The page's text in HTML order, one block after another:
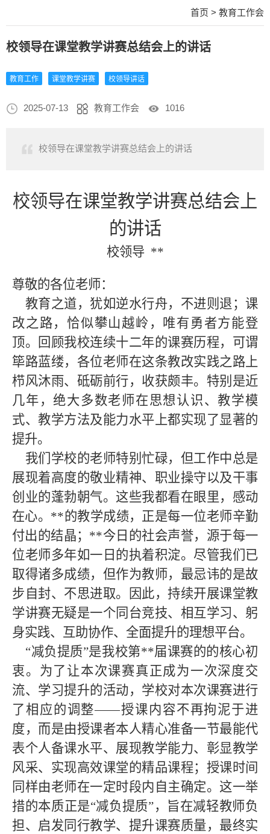
首页 > 教育工作会
校领导在课堂教学讲赛总结会上的讲话
教育工作 课堂教学讲赛 校领导讲话
2025-07-13 教育工作会 1016
校领导在课堂教学讲赛总结会上的讲话
校领导在课堂教学讲赛总结会上
的讲话
校领导 **
尊敬的各位老师：
教育之道，犹如逆水行舟，不进则退；课
改之路，恰似攀山越岭，唯有勇者方能登
顶。回顾我校连续十二年的课赛历程，可谓
筚路蓝缕，各位老师在这条教改实践之路上
栉风沐雨、砥砺前行，收获颇丰。特别是近
几年，绝大多数老师在思想认识、教学模
式、教学方法及能力水平上都实现了显著的
提升。
我们学校的老师特别忙碌，但工作中总是
展现着高度的敬业精神、职业操守以及干事
创业的蓬勃朝气。这些我都看在眼里，感动
在心。 **的教学成绩，正是每一位老师辛勤
付出的结晶； **今日的社会声誉，源于每一
位老师多年如一日的执着积淀。尽管我们已
取得诸多成绩，但作为教师，最忌讳的是故
步自封、不思进取。因此，持续开展课堂教
学讲赛无疑是一个同台竞技、相互学习、躬
身实践、互助协作、全面提升的理想平台。
“减负提质”是我校第**届课赛的的核心初
衷。为了让本次课赛真正成为一次深度交
流、学习提升的活动，学校对本次课赛进行
了相应的调整——授课内容不再拘泥于进
度，而是由授课者本人精心准备一节最能代
表个人备课水平、展现教学能力、彰显教学
风采、实现高效课堂的精品课程；授课时间
同样由老师在一定时段内自主确定。这一举
措的本质正是“减负提质”，旨在减轻教师负
担、启发同行教学、提升课赛质量，最终实